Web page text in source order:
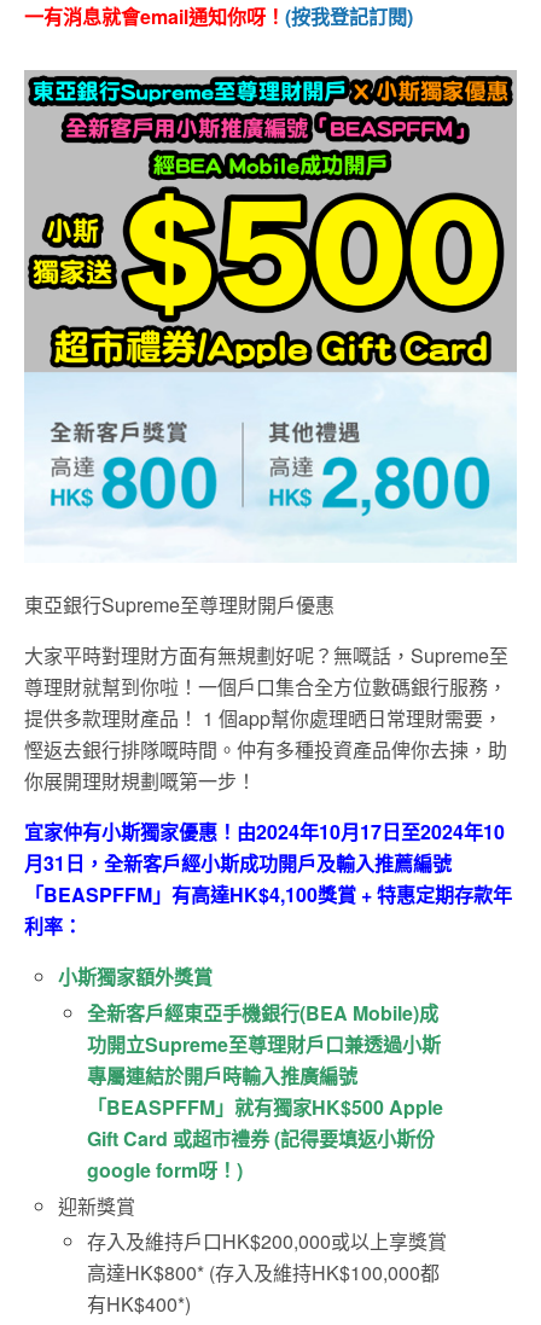
一有消息就會email通知你呀！ (按我登記訂閱)
東亞銀行Supreme至尊理財開戶優惠
大家平時對理財方面有無規劃好呢？無嘅話，Supreme至
尊理財就幫到你啦！一個戶口集合全方位數碼銀行服務，
提供多款理財產品！ 1 個app幫你處理晒日常理財需要，
慳返去銀行排隊嘅時間。仲有多種投資產品俾你去揀，助
你展開理財規劃嘅第一步！
宜家仲有小斯獨家優惠！由2024年10月17日至2024年10
月31日，全新客戶經小斯成功開戶及輸入推薦編號
「BEASPFFM」有高達HK$4,100獎賞 + 特惠定期存款年
利率：
小斯獨家額外獎賞
全新客戶經東亞手機銀行(BEA Mobile)成
功開立Supreme至尊理財戶口兼透過小斯
專屬連結於開戶時輸入推廣編號
「BEASPFFM」就有獨家HK$500 Apple
Gift Card 或超市禮券 (記得要填返小斯份
google form呀！)
迎新獎賞
存入及維持戶口HK$200,000或以上享獎賞
高達HK$800* (存入及維持HK$100,000都
有HK$400*)